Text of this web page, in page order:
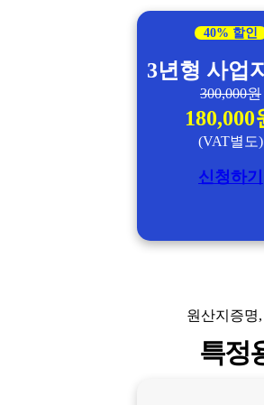
40% 할인
3년형 사업
300,000원
180,000
(VAT별도)
신청하기
원산지증명
특정